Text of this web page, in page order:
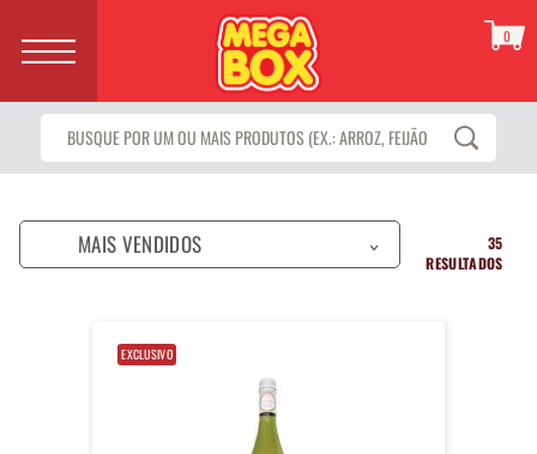
0
MAIS VENDIDOS >
35
RESULTADOS
EXCLUSIVO